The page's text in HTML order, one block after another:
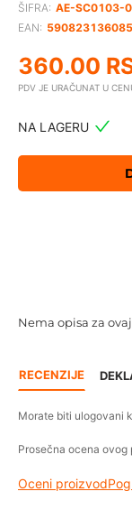
ŠIFRA: AE-SC0103-
EAN:
360.00
PDV JE URAČUNAT U
NA LAGERU
Nema opisa za
RECENZIJE
Morate biti ulogovani
Prosečna ocena ovog
Oceni proizvod